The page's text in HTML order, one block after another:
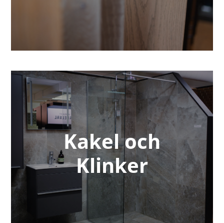
Kakel och
Klinker